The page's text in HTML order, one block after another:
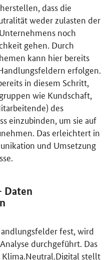
dass die
weder zulasten der
noch
gehen. Durch
kann hier bereits
erfolgen.
in diesem Schritt,
wie Kundschaft,
des
einzubinden, um sie auf
Das erleichtert in
und Umsetzung
Daten
fest, wird
durchgeführt. Das
stellt